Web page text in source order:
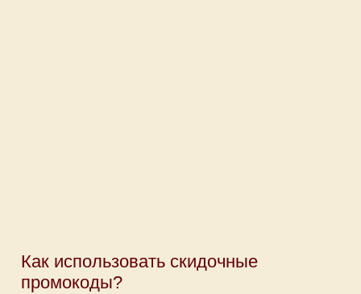
Как использовать скидочные
промокоды?